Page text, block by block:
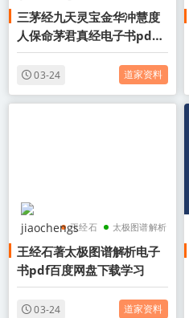
九天灵宝金华冲慧度人
保命茅君真经
三茅经电子书
三茅经九天灵宝金华冲慧度
人保命茅君真经电子书pdf
百度网盘下载学习
03-24 道家资料
王经石 太极图谱解析
太极图谱解析电子书
王经石著太极图谱解析电子
书pdf百度网盘下载学习
03-24 道家资料